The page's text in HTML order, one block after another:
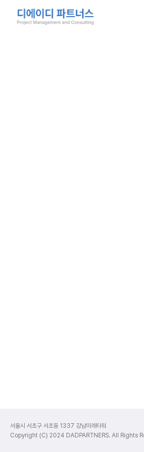
서울시 서초구 서초동 1337 강남미래타워
Copyright (C) 2024 DADPARTNERS. All Rights